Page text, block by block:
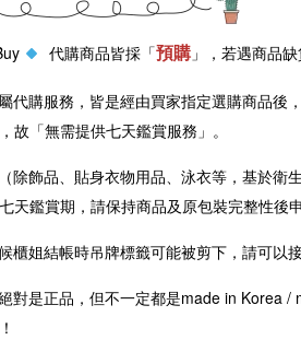
代購商品皆採「預購」，若遇商品缺
代購服務，皆是經由買家指定選購商品後
故「無需提供七天鑑賞服務」。
除飾品、貼身衣物用品、泳衣等，基於衛
天鑑賞期，請保持商品及原包裝完整性後申
櫃姐結帳時吊牌標籤可能被剪下，請可以
對是正品，但不一定都是made in Korea /